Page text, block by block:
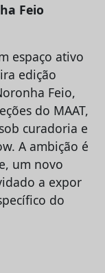
Feio
espaço ativo
edição
Feio,
do MAAT,
curadoria e
A ambição é
um novo
a expor
do